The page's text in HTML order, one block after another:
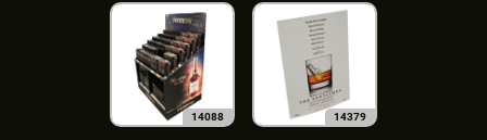
14088 14379